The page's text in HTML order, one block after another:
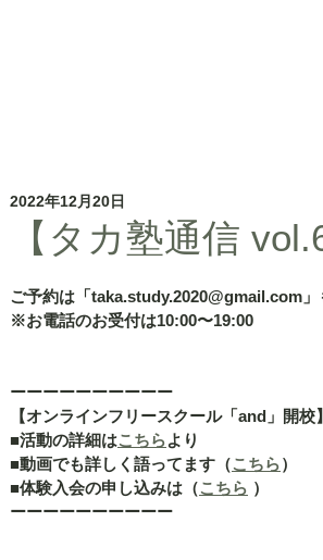
【タカ塾通信
2022年12月20日
ご予約は「taka.study.2020@gmail.com」
※お電話のお受付は10:00〜19:00
ーーーーーーーーーー
【オンラインフリースクール「and」開校】
■活動の詳細はこちらより
■動画でも詳しく語ってます（こちら）
■体験入会の申し込みは（こちら ）
ーーーーーーーーーー